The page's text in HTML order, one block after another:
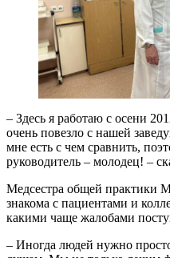
– Здесь я работаю с осени
очень повезло с нашей
мне есть с чем сравнить,
руководитель – молодец! –
Медсестра общей практики
знакома с пациентами и
какими чаще жалобами
– Иногда людей нужно